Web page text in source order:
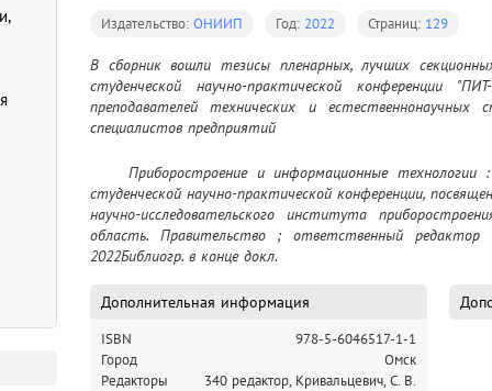
Издательство: ОНИИП Год: 2022 Страниц: 129
В сборник вошли тезисы пленарных, лучших
студенческой научно-практической конференции
преподавателей технических и естественнонаучных
специалистов предприятий
	Приборостроение и информационные технологии : тезисы докладов XIV межрегиональной
студенческой научно-практической конференции,
научно-исследовательского института
область. Правительство ; ответственный
2022Библиогр. в конце докл.
Дополнительная информация
ISBN
978-5-6046517-1-1
Город
Омск
Редакторы
340 редактор, Кривальцевич, С. В.